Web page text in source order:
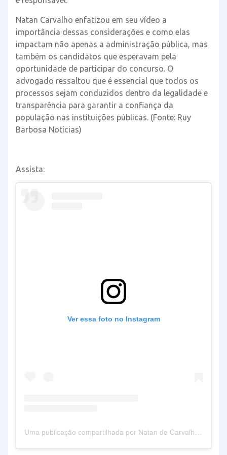
Natan Carvalho enfatizou em seu vídeo a
importância dessas considerações e como elas
impactam não apenas a administração pública, mas
também os candidatos que esperavam pela
oportunidade de participar do concurso. O
advogado ressaltou que é essencial que todos os
processos sejam conduzidos dentro da legalidade e
transparência para garantir a confiança da
população nas instituições públicas. (Fonte: Ruy
Barbosa Notícias)
Assista:
Ver essa foto no Instagram